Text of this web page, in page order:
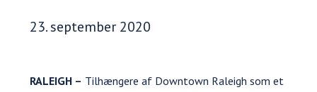
Udgivelsesdato:
23. september 2020
RALEIGH – Tilhængere af Downtown Raleigh som et